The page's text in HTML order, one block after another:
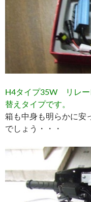
H4タイプ35W リレ
替えタイプです。
箱も中身も明らかに安
でしょう・・・